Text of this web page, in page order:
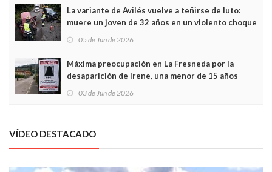
La variante de Avilés vuelve a teñirse de luto:
muere un joven de 32 años en un violento choque
frontal
05 de Jun de 2026
Máxima preocupación en La Fresneda por la
desaparición de Irene, una menor de 15 años
03 de Jun de 2026
VÍDEO DESTACADO